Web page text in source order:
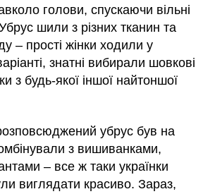
голови, спускаючи вільні
Убрус шили з різних тканин та
– прості жінки ходили у
знатні вибирали шовкові
з будь-якої іншої найтоншої
убрус був на
з вишиванками,
– все ж таки українки
виглядати красиво. Зараз,